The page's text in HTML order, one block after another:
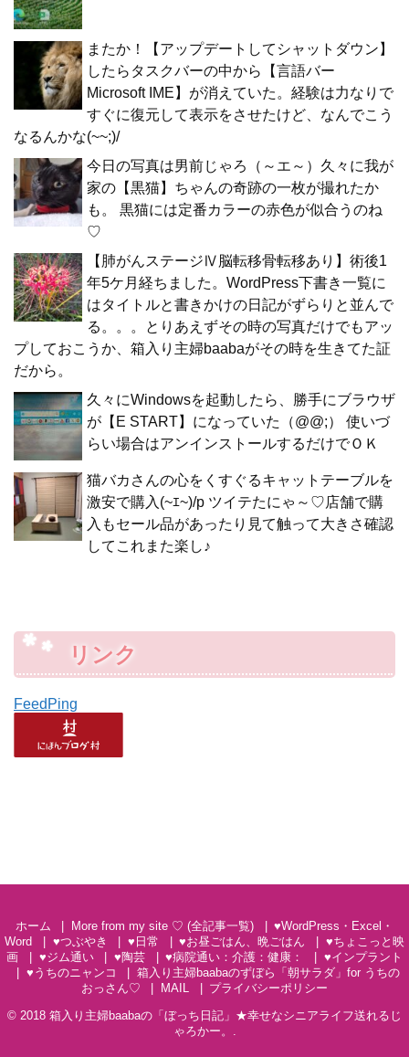
またか！【アップデートしてシャットダウン】
したらタスクバーの中から【言語バー
Microsoft IME】が消えていた。経験は力なりで
すぐに復元して表示をさせたけど、なんでこう
なるんかな(~~;)/
今日の写真は男前じゃろ（～エ～）久々に我が
家の【黒猫】ちゃんの奇跡の一枚が撮れたか
も。 黒猫には定番カラーの赤色が似合うのね
♡
【肺がんステージⅣ脳転移骨転移あり】術後1
年5ケ月経ちました。WordPress下書き一覧に
はタイトルと書きかけの日記がずらりと並んで
る。。。とりあえずその時の写真だけでもアッ
プしておこうか、箱入り主婦baabaがその時を生きてた証
だから。
久々にWindowsを起動したら、勝手にブラウザ
が【E START】になっていた（@@;） 使いづ
らい場合はアンインストールするだけでＯＫ
猫バカさんの心をくすぐるキャットテーブルを
激安で購入(~ｴ~)/p ツイテたにゃ～♡店舗で購
入もセール品があったり見て触って大きさ確認
してこれまた楽し♪
リンク
FeedPing
ホーム More from my site ♡ (全記事一覧)
♥WordPress・Excel・
Word
♥つぶやき ♥日常 ♥お昼ごはん、晩ごはん
♥ちょこっと映
画
♥ジム通い ♥陶芸 ♥病院通い：介護：健康：
♥インプラント
♥うちのニャンコ
箱入り主婦baabaのずぼら「朝サラダ」for うちの
おっさん♡
MAIL
プライバシーポリシー
© 2018 箱入り主婦baabaの「ぼっち日記」★幸せなシニアライフ送れるじ
ゃろかー。